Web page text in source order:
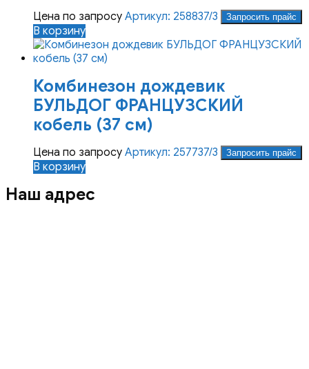
Цена по запросу Артикул: 258837/3 Запросить прайс
В корзину
Комбинезон дождевик
БУЛЬДОГ ФРАНЦУЗСКИЙ
кобель (37 см)
Цена по запросу Артикул: 257737/3 Запросить прайс
В корзину
Наш адрес